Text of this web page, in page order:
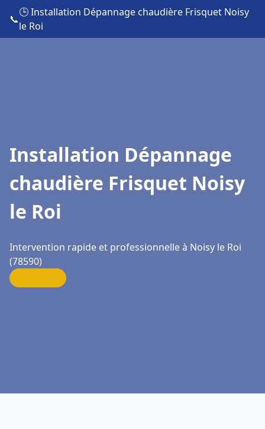
📞
🕒 Installation Dépannage chaudière Frisquet Noisy
le Roi
Installation Dépannage
chaudière Frisquet Noisy
le Roi
Intervention rapide et professionnelle à Noisy le Roi
(78590)